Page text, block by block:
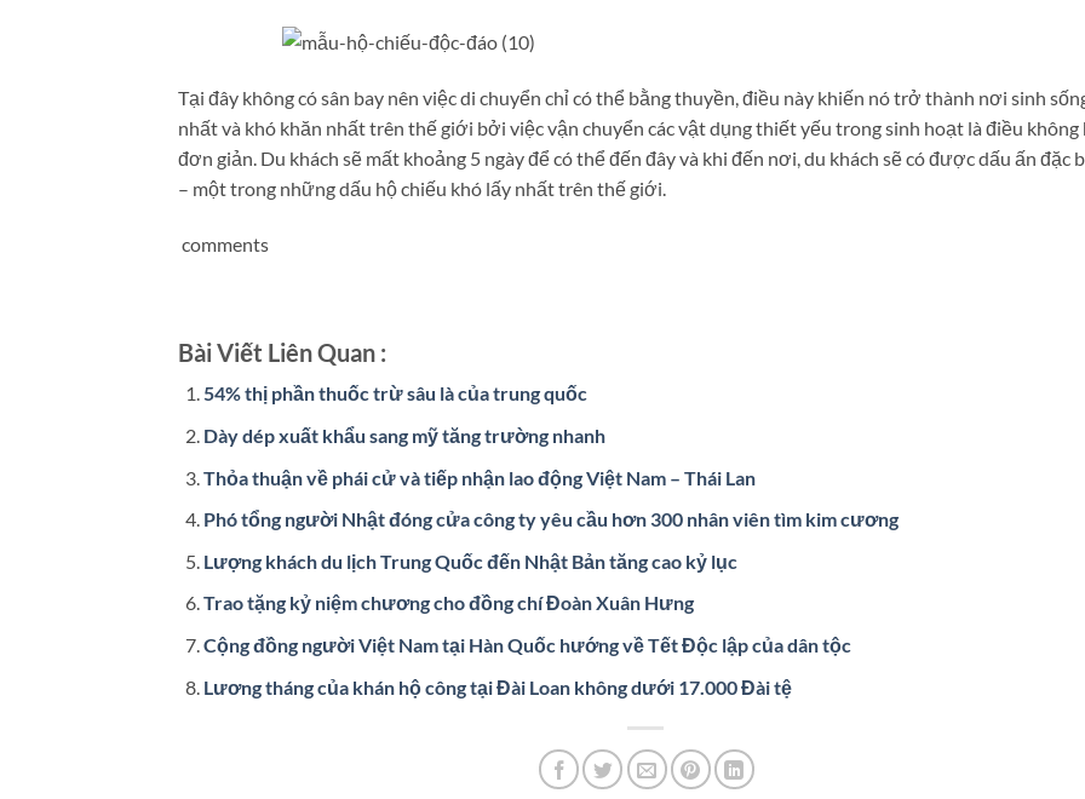
Tại đây không có sân bay nên việc di chuyển chỉ có thể bằng thuyền, điều này khiến nó trở thành nơi sinh
nhất và khó khăn nhất trên thế giới bởi việc vận chuyển các vật dụng thiết yếu trong sinh hoạt là điều không
đơn giản. Du khách sẽ mất khoảng 5 ngày để có thể đến đây và khi đến nơi, du khách sẽ có được dấu ấn đặc
– một trong những dấu hộ chiếu khó lấy nhất trên thế giới.
comments
Bài Viết Liên Quan :
54% thị phần thuốc trừ sâu là của trung quốc
Dày dép xuất khẩu sang mỹ tăng trường nhanh
Thỏa thuận về phái cử và tiếp nhận lao động Việt Nam – Thái Lan
Phó tổng người Nhật đóng cửa công ty yêu cầu hơn 300 nhân viên tìm kim cương
Lượng khách du lịch Trung Quốc đến Nhật Bản tăng cao kỷ lục
Trao tặng kỷ niệm chương cho đồng chí Đoàn Xuân Hưng
Cộng đồng người Việt Nam tại Hàn Quốc hướng về Tết Độc lập của dân tộc
Lương tháng của khán hộ công tại Đài Loan không dưới 17.000 Đài tệ